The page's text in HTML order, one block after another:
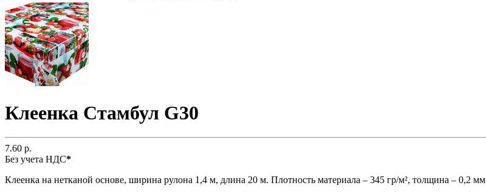
Клеенка Стамбул G30
7.60 р.
Без учета НДС*
Клеенка на нетканой основе, ширина рулона 1,4 м, длина 20 м. Плотность материала – 345 гр/м², толщина – 0,2 мм